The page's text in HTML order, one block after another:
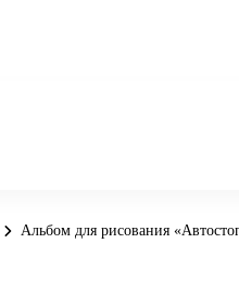
Альбом для рисования